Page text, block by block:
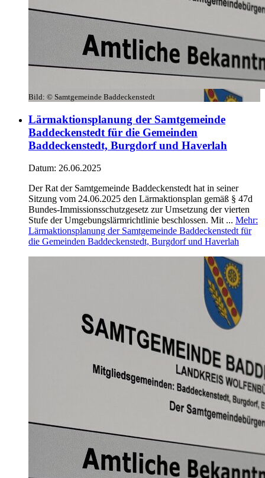
Bild: © Samtgemeinde Baddeckenstedt
Lärmaktionsplanung der Samtgemeinde
Baddeckenstedt für die Gemeinden
Baddeckenstedt, Burgdorf und Haverlah
Datum: 26.06.2025
Der Rat der Samtgemeinde Baddeckenstedt hat in seiner
Sitzung vom 24.06.2025 den Lärmaktionsplan gemäß § 47d
Bundes-Immissionsschutzgesetz zur Umsetzung der vierten
Stufe der Umgebungslärmrichtlinie beschlossen. Mit ... Mehr:
Lärmaktionsplanung der Samtgemeinde Baddeckenstedt für
die Gemeinden Baddeckenstedt, Burgdorf und Haverlah